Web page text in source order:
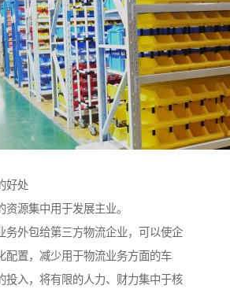
好处
源集中用于发展主业。
务外包给第三方物流企业，可以使企
配置，减少用于物流业务方面的车
投入，将有限的人力、财力集中于核